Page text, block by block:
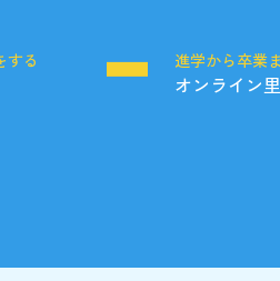
する 進学から卒業
オンライン